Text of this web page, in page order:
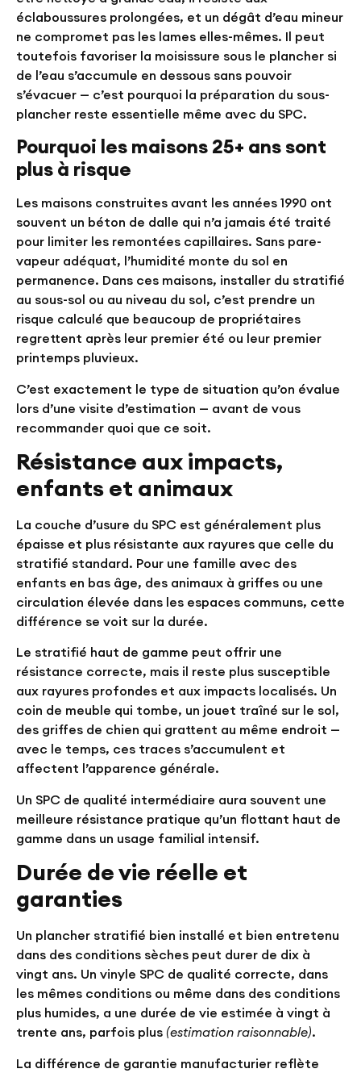
éclaboussures prolongées, et un dégât d’eau mineur
ne compromet pas les lames elles-mêmes. Il peut
toutefois favoriser la moisissure sous le plancher si
de l’eau s’accumule en dessous sans pouvoir
s’évacuer — c’est pourquoi la préparation du sous-
plancher reste essentielle même avec du SPC.
Pourquoi les maisons 25+ ans sont
plus à risque
Les maisons construites avant les années 1990 ont
souvent un béton de dalle qui n’a jamais été traité
pour limiter les remontées capillaires. Sans pare-
vapeur adéquat, l’humidité monte du sol en
permanence. Dans ces maisons, installer du stratifié
au sous-sol ou au niveau du sol, c’est prendre un
risque calculé que beaucoup de propriétaires
regrettent après leur premier été ou leur premier
printemps pluvieux.
C’est exactement le type de situation qu’on évalue
lors d’une visite d’estimation — avant de vous
recommander quoi que ce soit.
Résistance aux impacts,
enfants et animaux
La couche d’usure du SPC est généralement plus
épaisse et plus résistante aux rayures que celle du
stratifié standard. Pour une famille avec des
enfants en bas âge, des animaux à griffes ou une
circulation élevée dans les espaces communs, cette
différence se voit sur la durée.
Le stratifié haut de gamme peut offrir une
résistance correcte, mais il reste plus susceptible
aux rayures profondes et aux impacts localisés. Un
coin de meuble qui tombe, un jouet traîné sur le sol,
des griffes de chien qui grattent au même endroit —
avec le temps, ces traces s’accumulent et
affectent l’apparence générale.
Un SPC de qualité intermédiaire aura souvent une
meilleure résistance pratique qu’un flottant haut de
gamme dans un usage familial intensif.
Durée de vie réelle et
garanties
Un plancher stratifié bien installé et bien entretenu
dans des conditions sèches peut durer de dix à
vingt ans. Un vinyle SPC de qualité correcte, dans
les mêmes conditions ou même dans des conditions
plus humides, a une durée de vie estimée à vingt à
trente ans, parfois plus (estimation raisonnable).
La différence de garantie manufacturier reflète